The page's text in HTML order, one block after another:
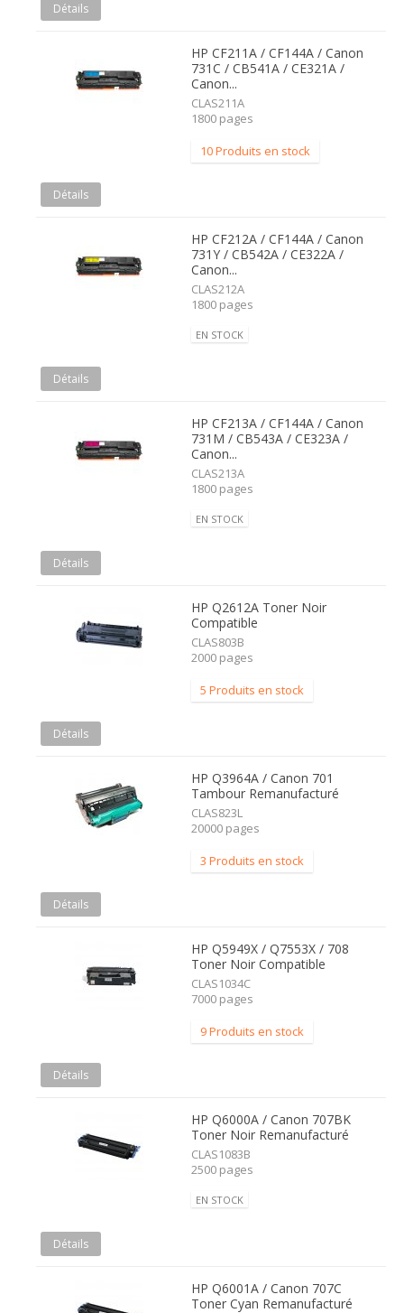
Détails
HP CF211A / CF144A / Canon
731C / CB541A / CE321A /
Canon...
CLAS211A
1800 pages
10 Produits en stock
Détails
HP CF212A / CF144A / Canon
731Y / CB542A / CE322A /
Canon...
CLAS212A
1800 pages
EN STOCK
Détails
HP CF213A / CF144A / Canon
731M / CB543A / CE323A /
Canon...
CLAS213A
1800 pages
EN STOCK
Détails
HP Q2612A Toner Noir
Compatible
CLAS803B
2000 pages
5 Produits en stock
Détails
HP Q3964A / Canon 701
Tambour Remanufacturé
CLAS823L
20000 pages
3 Produits en stock
Détails
HP Q5949X / Q7553X / 708
Toner Noir Compatible
CLAS1034C
7000 pages
9 Produits en stock
Détails
HP Q6000A / Canon 707BK
Toner Noir Remanufacturé
CLAS1083B
2500 pages
EN STOCK
Détails
HP Q6001A / Canon 707C
Toner Cyan Remanufacturé